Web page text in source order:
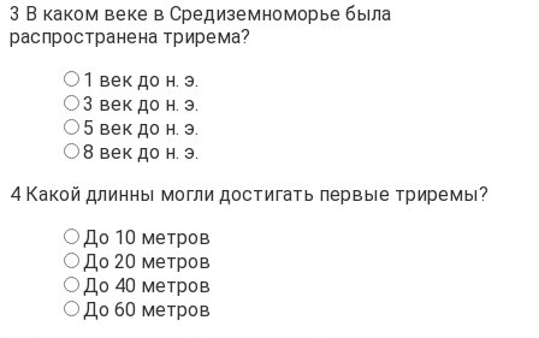
3 В каком веке в Средиземноморье была
распространена трирема?
1 век до н. э.
3 век до н. э.
5 век до н. э.
8 век до н. э.
4 Какой длинны могли достигать первые триремы?
До 10 метров
До 20 метров
До 40 метров
До 60 метров